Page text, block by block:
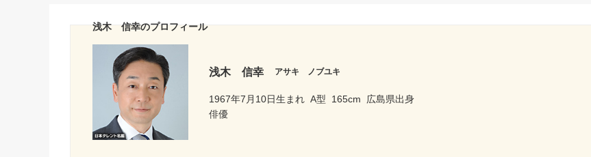
浅木 信幸のプロフィール
浅木 信幸 アサキ ノブユキ
1967年7月10日生まれ A型 165cm
広島県出身
俳優